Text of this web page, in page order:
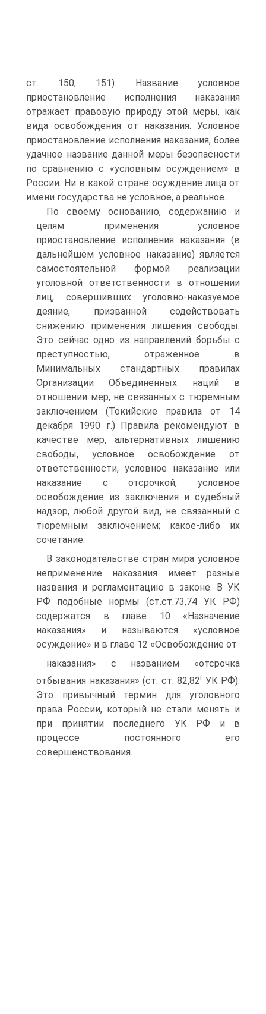
ст. 150, 151). Название условное
приостановление исполнения наказания
отражает правовую природу этой меры, как
вида освобождения от наказания. Условное
приостановление исполнения наказания, более
удачное название данной меры безопасности
по сравнению с «условным осуждением» в
России. Ни в какой стране осуждение лица от
имени государства не условное, а реальное.
По своему основанию, содержанию и
целям применения условное
приостановление исполнения наказания (в
дальнейшем условное наказание) является
самостоятельной формой реализации
уголовной ответственности в отношении
лиц, совершивших уголовно-наказуемое
деяние, призванной содействовать
снижению применения лишения свободы.
Это сейчас одно из направлений борьбы с
преступностью, отраженное в
Минимальных стандартных правилах
Организации Объединенных наций в
отношении мер, не связанных с тюремным
заключением (Токийские правила от 14
декабря 1990 г.) Правила рекомендуют в
качестве мер, альтернативных лишению
свободы, условное освобождение от
ответственности, условное наказание или
наказание с отсрочкой, условное
освобождение из заключения и судебный
надзор, любой другой вид, не связанный с
тюремным заключением; какое-либо их
сочетание.
В законодательстве стран мира условное
неприменение наказания имеет разные
названия и регламентацию в законе. В УК
РФ подобные нормы (ст.ст.73,74 УК РФ)
содержатся в главе 10 «Назначение
наказания» и называются «условное
осуждение» и в главе 12 «Освобождение от
наказания» с названием «отсрочка
отбывания наказания» (ст. ст. 82,82і УК РФ).
Это привычный термин для уголовного
права России, который не стали менять и
при принятии последнего УК РФ и в
процессе постоянного его
совершенствования.